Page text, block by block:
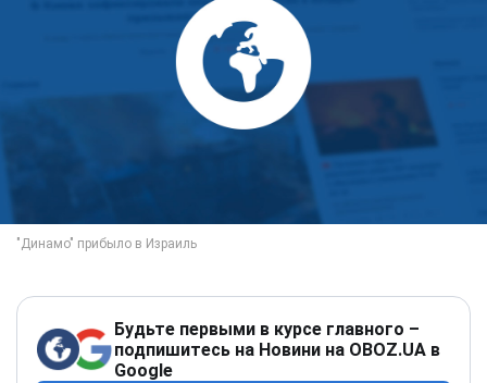
Будьте первыми в курсе главного –
подпишитесь на Новини на OBOZ.UA в
Google